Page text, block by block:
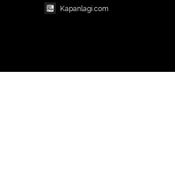
Kapanlagi.com